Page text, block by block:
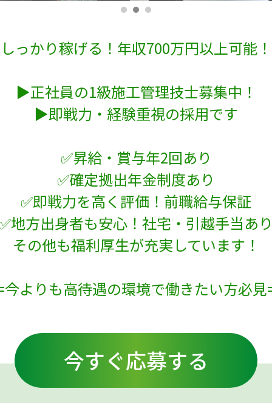
っかり稼げる！年収700万円以上可能
▶正社員の1級施工管理技士募集中！
▶即戦力・経験重視の採用です
✅昇給・賞与年2回あり
✅確定拠出年金制度あり
✅即戦力を高く評価！前職給与保証
地方出身者も安心！社宅・引越手当あ
その他も福利厚生が充実しています！
今よりも高待遇の環境で働きたい方必見
今すぐ応募する